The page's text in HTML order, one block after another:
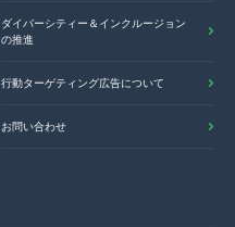
ダイバーシティー＆インクルージョン
の推進
行動ターゲティング広告について
お問い合わせ